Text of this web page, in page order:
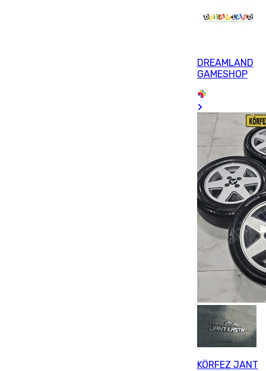
DREAMLAND
GAMESHOP
KÖRFEZ JANT